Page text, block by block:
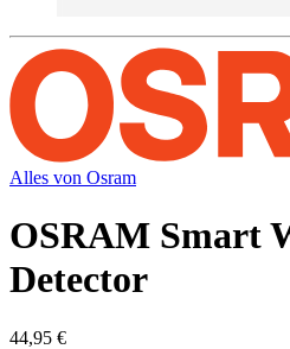
Alles von Osram
OSRAM Smart
Detector
44,95 €